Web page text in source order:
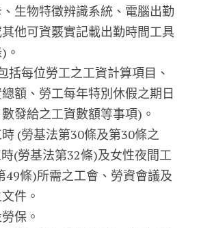
生物特徵辨識系統、電腦出勤
他可資覈實記載出勤時間工具
。
括每位勞工之工資計算項目、
額、勞工每年特別休假之期日
發給之工資數額等事項)。
(勞基法第30條及第30條之
(勞基法第32條)及女性夜間工
49條)所需之工會、勞資會議及
件。
保。